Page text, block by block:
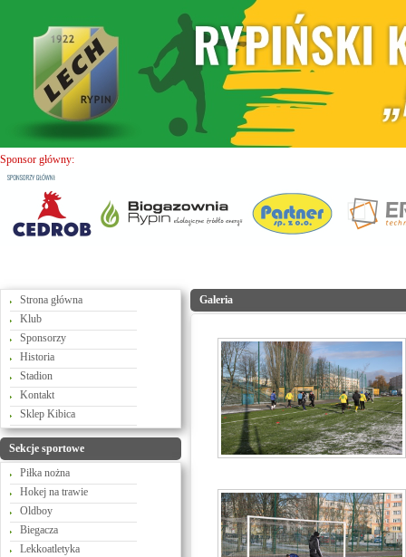
Sponsor główny:
Strona główna
Klub
Sponsorzy
Historia
Stadion
Kontakt
Sklep Kibica
Sekcje sportowe
Piłka nożna
Hokej na trawie
Oldboy
Biegacza
Lekkoatletyka
Galeria